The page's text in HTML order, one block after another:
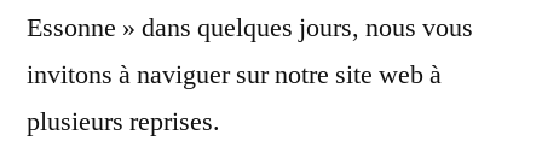
Essonne » dans quelques jours, nous vous
invitons à naviguer sur notre site web à
plusieurs reprises.